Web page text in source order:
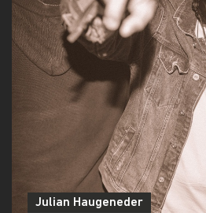
Julian Haugeneder